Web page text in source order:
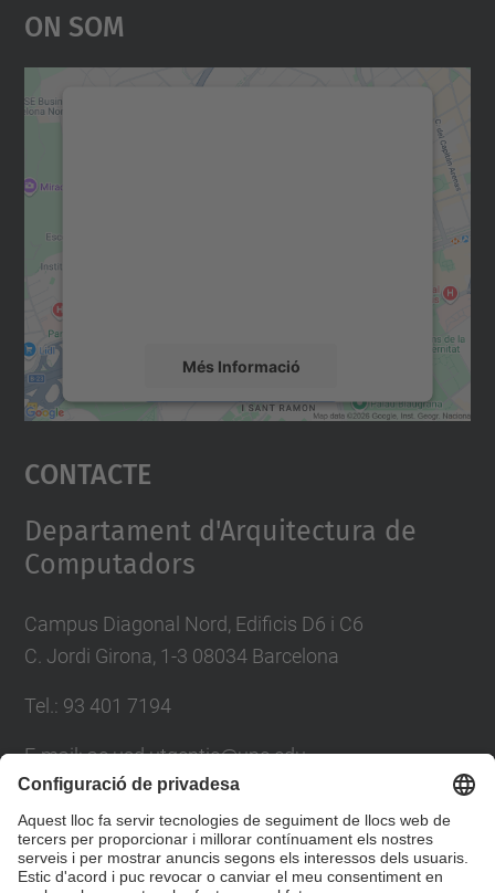
On Som
Més Informació
Accepta
powered by
Contacte
Departament d'Arquitectura de
Computadors
Campus Diagonal Nord, Edificis D6 i C6
C. Jordi Girona, 1-3 08034 Barcelona
Tel.: 93 401 7194
E-mail: ac.usd.utgcntic@upc.edu
Formulari de contacte